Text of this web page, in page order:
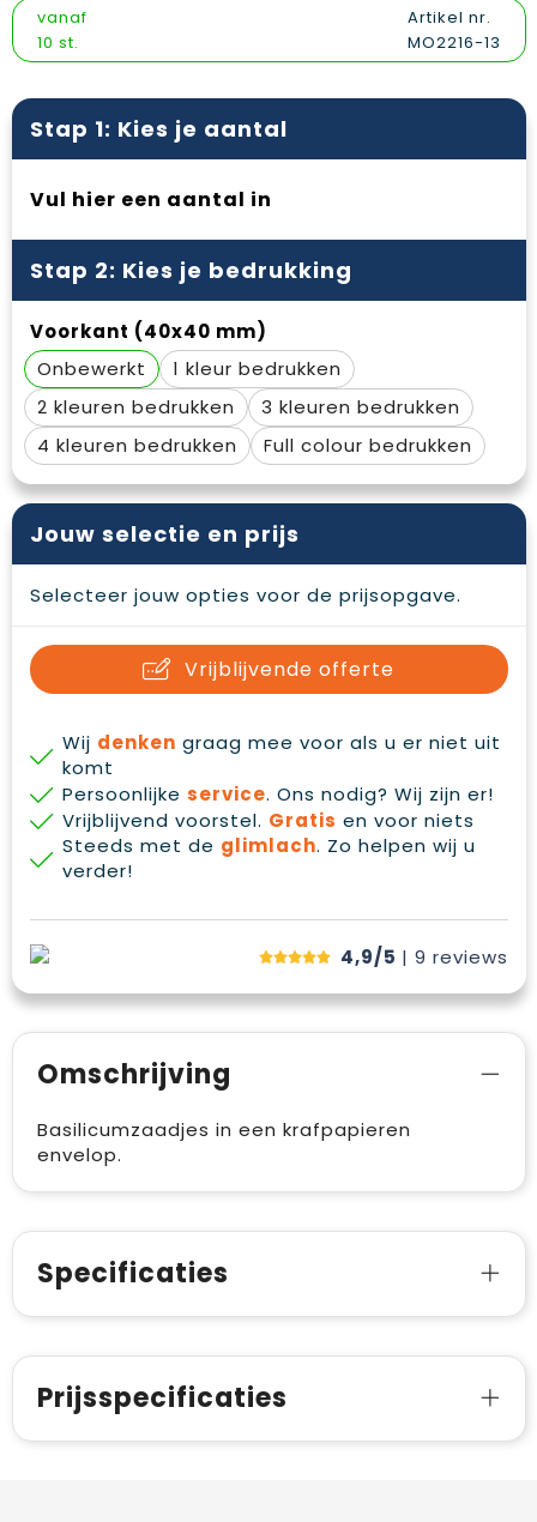
Gilets
Spellen voor binnen en buiten
Sport
Promotietassen
Reistassen
Schoudertassen
Sporttassen
Strandtassen
Tablettassen
Toilettassen
Waterbestendige tassen
Duffeltassen
Goodiebags
Reflecterende vesten
Regenkleding
Sweaters
T-Shirts
Veiligheidssignalering en Verlichting
Veiligheidsvesten en Veiligheidshesjes
Vesten
Gehoorbescherming
Oog- en gelaatsbescherming
Restauranttextiel
E.H.B.O.
Ademhalingsbescherming
vanaf
10 st.
Artikel nr.
MO2216-13
Stap 1: Kies je aantal
Vul hier een aantal in
Stap 2: Kies je bedrukking
Voorkant (40x40 mm)
Onbewerkt
1
2
3
4
Full colour
Jouw selectie en prijs
Selecteer jouw opties voor de prijsopgave.
Vrijblijvende offerte
Wij denken graag mee voor als u er niet uit
komt
Persoonlijke service. Ons nodig? Wij zijn er!
Vrijblijvend voorstel. Gratis en voor niets
Steeds met de glimlach. Zo helpen wij u
verder!
4,9/5 | 9 reviews
Omschrijving
Basilicumzaadjes in een krafpapieren
envelop.
Specificaties
Prijsspecificaties